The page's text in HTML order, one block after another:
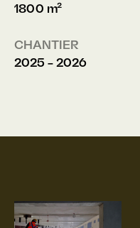
1800 m²
CHANTIER
2025 - 2026